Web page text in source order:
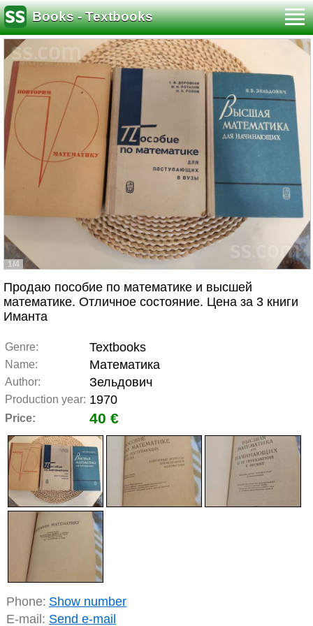
Books - Textbooks
1/4
Продаю пособие по математике и высшей
математике. Отличное состояние. Цена за 3 книги
Иманта
Genre: Textbooks
Name: Математика
Author: Зельдович
Production year: 1970
Price: 40 €
Phone: Show number
E-mail: Send e-mail